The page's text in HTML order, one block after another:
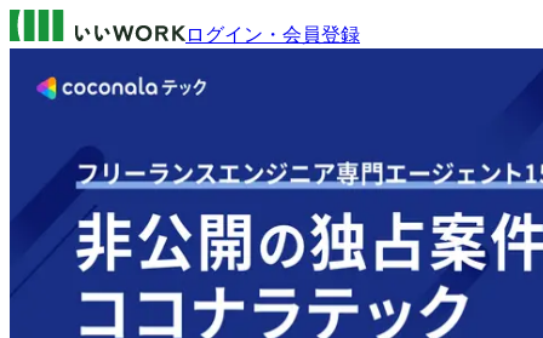
ログイン・会員登録